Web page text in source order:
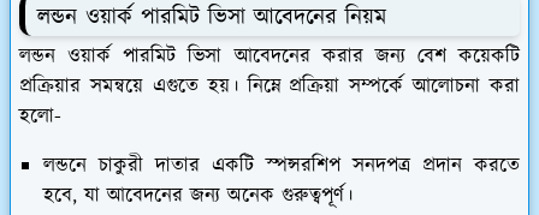
লন্ডন ওয়ার্ক পারমিট ভিসা আবেদনের নিয়ম
লন্ডন ওয়ার্ক পারমিট ভিসা আবেদনের করার জন্য বেশ কয়েকটি
প্রক্রিয়ার সমন্বয়ে এগুতে হয়। নিম্নে প্রক্রিয়া সম্পর্কে আলোচনা করা
হলো-
লন্ডনে চাকুরী দাতার একটি স্পন্সরশিপ সনদপত্র প্রদান করতে
হবে, যা আবেদনের জন্য অনেক গুরুত্বপূর্ণ।